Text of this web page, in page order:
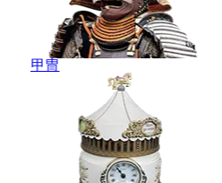
甲冑